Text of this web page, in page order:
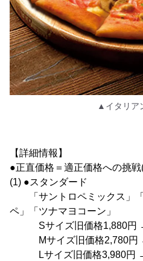
▲イタリア
【詳細情報】
●正直価格＝適正価格への挑
(1) ●スタンダード
「サントロペミックス」「
ペ」「ツナマヨコーン」
Sサイズ旧価格1,880円 →
Mサイズ旧価格2,780円
Lサイズ旧価格3,980円 →